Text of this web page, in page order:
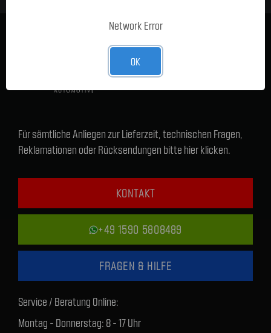
Für sämtliche Anliegen zur Lieferzeit, technischen Fragen,
Reklamationen oder Rücksendungen bitte hier klicken.
KONTAKT
+49 1590 5808489
FRAGEN & HILFE
Service / Beratung Online:
Montag - Donnerstag: 8 - 17 Uhr
Network Error
OK